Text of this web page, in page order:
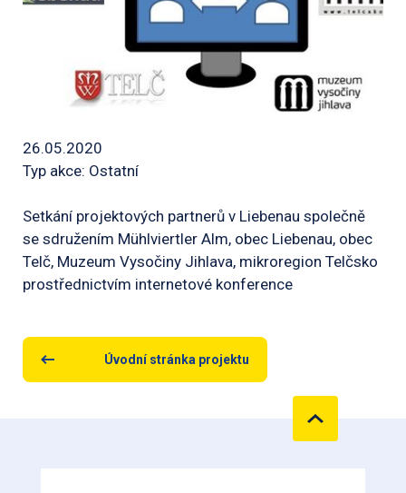
26.05.2020
Typ akce: Ostatní
Setkání projektových partnerů v Liebenau společně
se sdružením Mühlviertler Alm, obec Liebenau, obec
Telč, Muzeum Vysočiny Jihlava, mikroregion Telčsko
prostřednictvím internetové konference
Úvodní stránka projektu